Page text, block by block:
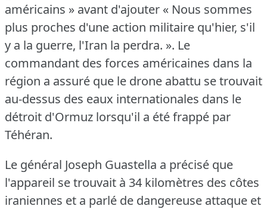
américains » avant d'ajouter « Nous sommes
plus proches d'une action militaire qu'hier, s'il
y a la guerre, l'Iran la perdra. ». Le
commandant des forces américaines dans la
région a assuré que le drone abattu se trouvait
au-dessus des eaux internationales dans le
détroit d'Ormuz lorsqu'il a été frappé par
Téhéran.
Le général Joseph Guastella a précisé que
l'appareil se trouvait à 34 kilomètres des côtes
iraniennes et a parlé de dangereuse attaque et